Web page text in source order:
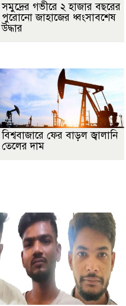
সমুদ্রের গভীরে ২ হাজার বছরের
পুরোনো জাহাজের ধ্বংসাবশেষ
উদ্ধার
বিশ্ববাজারে ফের বাড়ল জ্বালানি
তেলের দাম